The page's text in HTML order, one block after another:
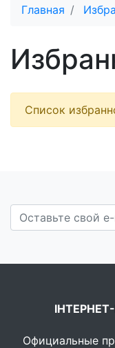
Главная
Список
Официальные